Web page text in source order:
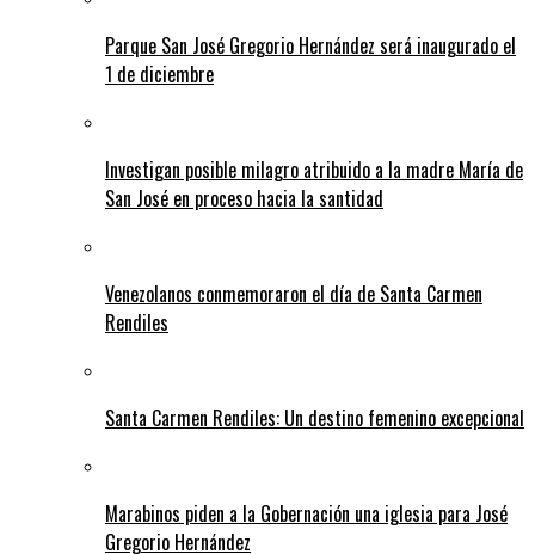
Parque San José Gregorio Hernández será inaugurado el
1 de diciembre
Investigan posible milagro atribuido a la madre María de
San José en proceso hacia la santidad
Venezolanos conmemoraron el día de Santa Carmen
Rendiles
Santa Carmen Rendiles: Un destino femenino excepcional
Marabinos piden a la Gobernación una iglesia para José
Gregorio Hernández